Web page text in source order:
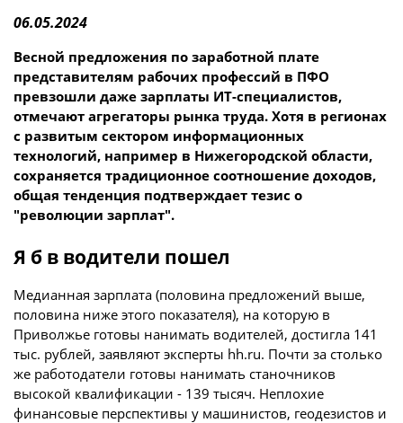
06.05.2024
Весной предложения по заработной плате
представителям рабочих профессий в ПФО
превзошли даже зарплаты ИТ-специалистов,
отмечают агрегаторы рынка труда. Хотя в регионах
с развитым сектором информационных
технологий, например в Нижегородской области,
сохраняется традиционное соотношение доходов,
общая тенденция подтверждает тезис о
"революции зарплат".
Я б в водители пошел
Медианная зарплата (половина предложений выше,
половина ниже этого показателя), на которую в
Приволжье готовы нанимать водителей, достигла 141
тыс. рублей, заявляют эксперты hh.ru. Почти за столько
же работодатели готовы нанимать станочников
высокой квалификации - 139 тысяч. Неплохие
финансовые перспективы у машинистов, геодезистов и